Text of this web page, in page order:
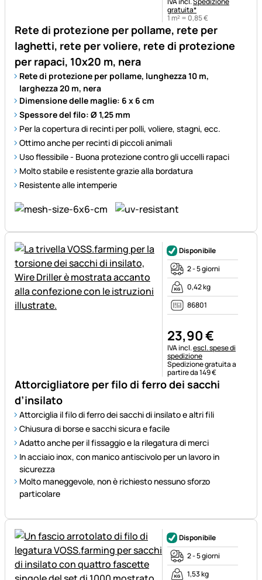
Rete di protezione per pollame, rete per
laghetti, rete per voliere, rete di protezione
per rapaci, 10x20 m, nera
Rete di protezione per pollame, lunghezza 10 m,
larghezza 20 m, nera
Dimensione delle maglie: 6 x 6 cm
Spessore del filo: Ø 1,25 mm
Per la copertura di recinti per polli, voliere, stagni, ecc.
Ottimo anche per recinti di piccoli animali
Uso flessibile - Buona protezione contro gli uccelli rapaci
Molto stabile e resistente grazie alla bordatura
Resistente alle intemperie
gratuita*
1 m² = 0,85€
Attorcigliatore per filo di ferro dei sacchi
d’insilato
Attorciglia il filo di ferro dei sacchi di insilato e altri fili
Chiusura di borse e sacchi sicura e facile
Adatto anche per il fissaggio e la rilegatura di merci
In acciaio inox, con manico antiscivolo per un lavoro in
sicurezza
Molto maneggevole, non è richiesto nessuno sforzo
particolare
Disponibile
2 - 5 giorni
0,42 kg
86801
23,90€
Informazioni fiscali:
IVA incl.escl. spese di
spedizione
Spedizione gratuita a
partire da 149 €
Disponibile
2 - 5 giorni
1,53 kg